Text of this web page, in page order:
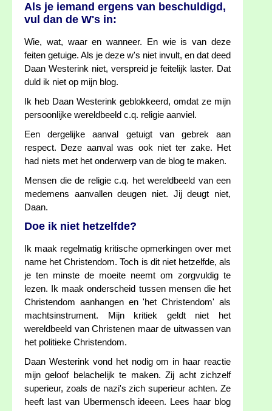
Als je iemand ergens van beschuldigd,
vul dan de W's in:
Wie, wat, waar en wanneer. En wie is van deze
feiten getuige. Als je deze w's niet invult, en dat deed
Daan Westerink niet, verspreid je feitelijk laster. Dat
duld ik niet op mijn blog.
Ik heb Daan Westerink geblokkeerd, omdat ze mijn
persoonlijke wereldbeeld c.q. religie aanviel.
Een dergelijke aanval getuigt van gebrek aan
respect. Deze aanval was ook niet ter zake. Het
had niets met het onderwerp van de blog te maken.
Mensen die de religie c.q. het wereldbeeld van een
medemens aanvallen deugen niet. Jij deugt niet,
Daan.
Doe ik niet hetzelfde?
Ik maak regelmatig kritische opmerkingen over met
name het Christendom. Toch is dit niet hetzelfde, als
je ten minste de moeite neemt om zorgvuldig te
lezen. Ik maak onderscheid tussen mensen die het
Christendom aanhangen en 'het Christendom' als
machtsinstrument. Mijn kritiek geldt niet het
wereldbeeld van Christenen maar de uitwassen van
het politieke Christendom.
Daan Westerink vond het nodig om in haar reactie
mijn geloof belachelijk te maken. Zij acht zichzelf
superieur, zoals de nazi's zich superieur achten. Ze
heeft last van Ubermensch ideeen. Lees haar blog